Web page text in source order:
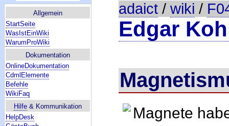
Allgemein
StartSeite
WasIstEinWiki
WarumProWiki
Dokumentation
OnlineDokumentation
CdmlElemente
Befehle
WikiFaq
Hilfe & Kommunikation
HelpDesk
adaict /wiki /
Edgar
Magnete